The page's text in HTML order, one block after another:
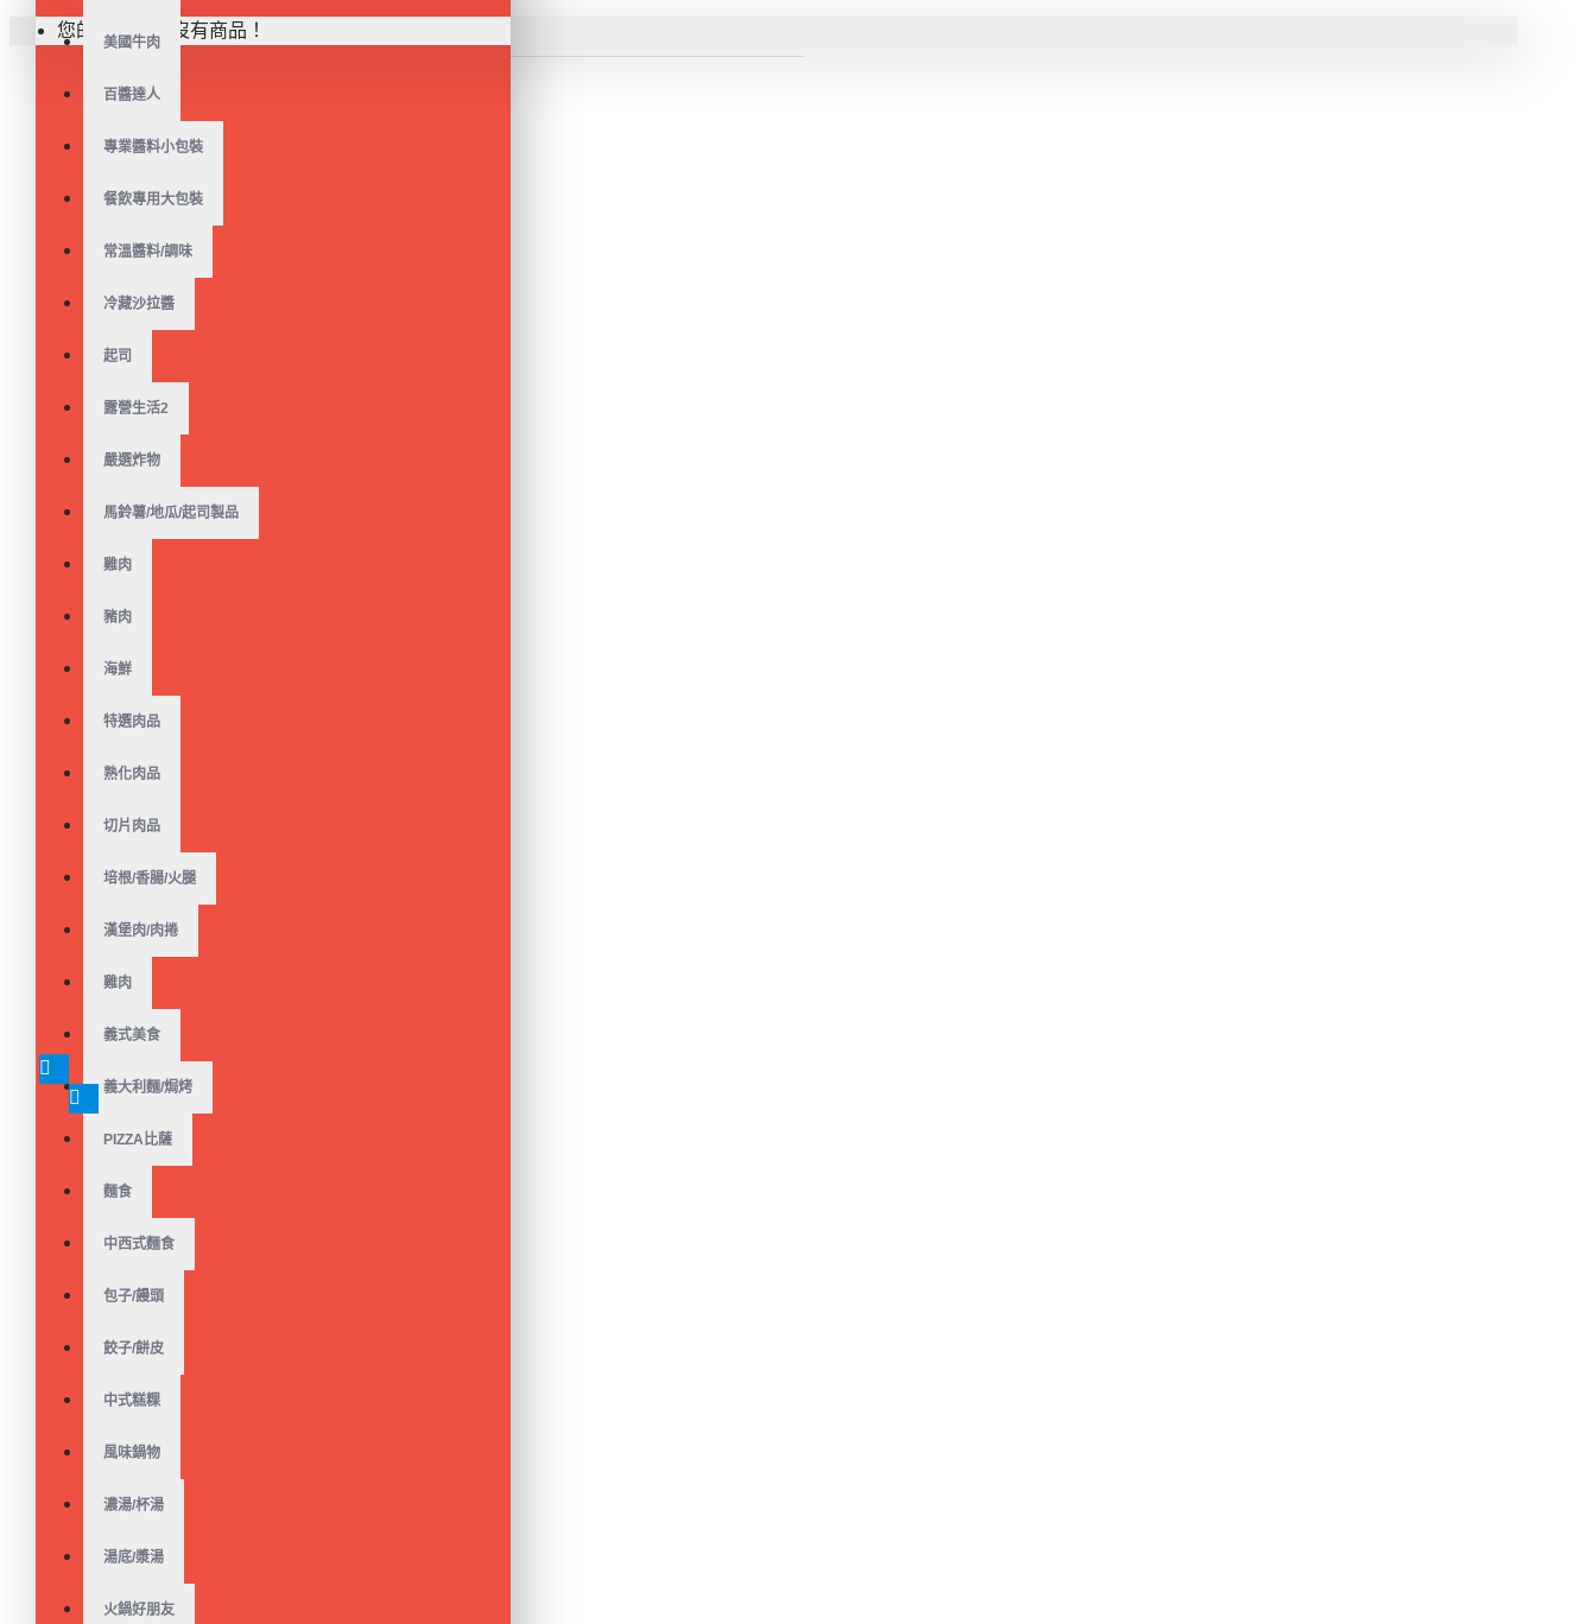
美國牛肉
百醬達人
專業醬料小包裝
餐飲專用大包裝
常溫醬料/調味
冷藏沙拉醬
起司
露營生活2
嚴選炸物
馬鈴薯/地瓜/起司製品
雞肉
豬肉
海鮮
特選肉品
熟化肉品
切片肉品
培根/香腸/火腿
漢堡肉/肉捲
雞肉
義式美食
義大利麵/焗烤
PIZZA比薩
麵食
中西式麵食
包子/饅頭
餃子/餅皮
中式糕粿
風味鍋物
濃湯/杯湯
湯底/漿湯
火鍋好朋友
您的購物車內沒有商品！
最新商品
好運攏粽來!肉粽熱銷中!
粽(170g/粒)(5粒/袋)
好運攏粽來!肉粽熱銷中!
粒)(5粒/袋)
好運攏粽來!肉粽熱銷中!
好運攏粽來!肉粽熱銷中!
$299
好運攏粽來!肉粽熱銷中!
$237 $240
二廚】法式松露佐菇蔬
(非盒裝)
人氣商品植物蛋白!【中
湯（全素）440g/包(非盒